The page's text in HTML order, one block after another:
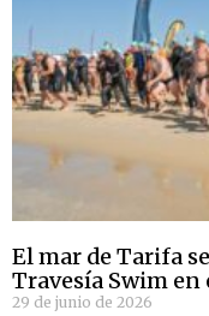
El mar de Tarifa
Travesía Swim en
29 de junio de 2026